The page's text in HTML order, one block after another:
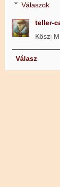
Válaszok
teller-
Köszi
Válasz